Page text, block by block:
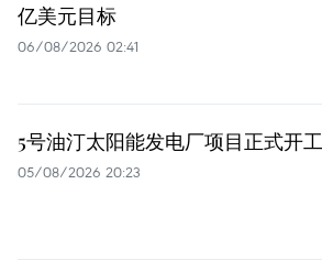
亿美元目标
06/08/2026 02:41
5号油汀太阳能发电厂项目正式开工
05/08/2026 20:23